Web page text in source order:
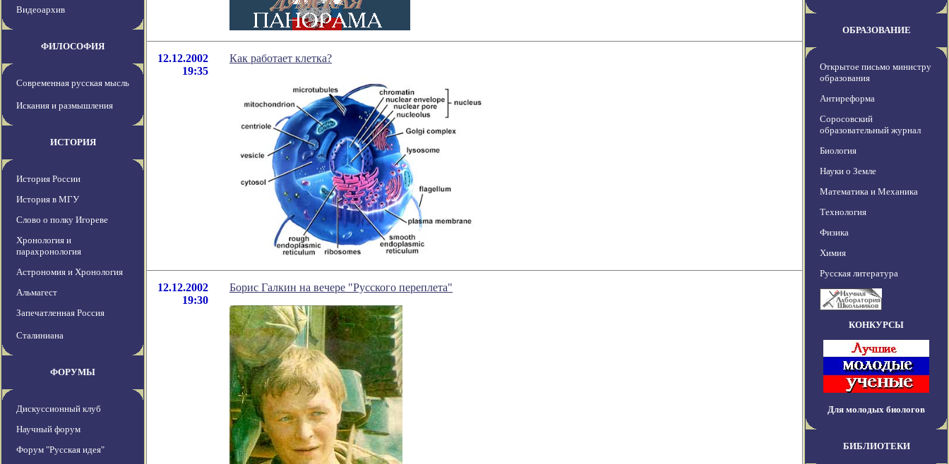
Видеоархив
ФИЛОСОФИЯ
Современная русская мысль
Искания и размышления
ИСТОРИЯ
История России
История в МГУ
Слово о полку Игореве
Хронология и
парахронология
Астрономия и Хронология
Альмагест
Запечатленная Россия
Сталиниана
ФОРУМЫ
Дискуссионный клуб
Научный форум
Форум "Русская идея"
12.12.2002
19:35
Как работает клетка?
12.12.2002
19:30
Борис Галкин на вечере "Русского переплета"
ОБРАЗОВАНИЕ
Открытое письмо министру
образования
Антиреформа
Соросовский
образовательный журнал
Биология
Науки о Земле
Математика и Механика
Технология
Физика
Химия
Русская литература
КОНКУРСЫ
Для молодых биологов
БИБЛИОТЕКИ